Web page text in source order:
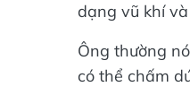
dạng vũ khí
Ông thường
có thể chấm